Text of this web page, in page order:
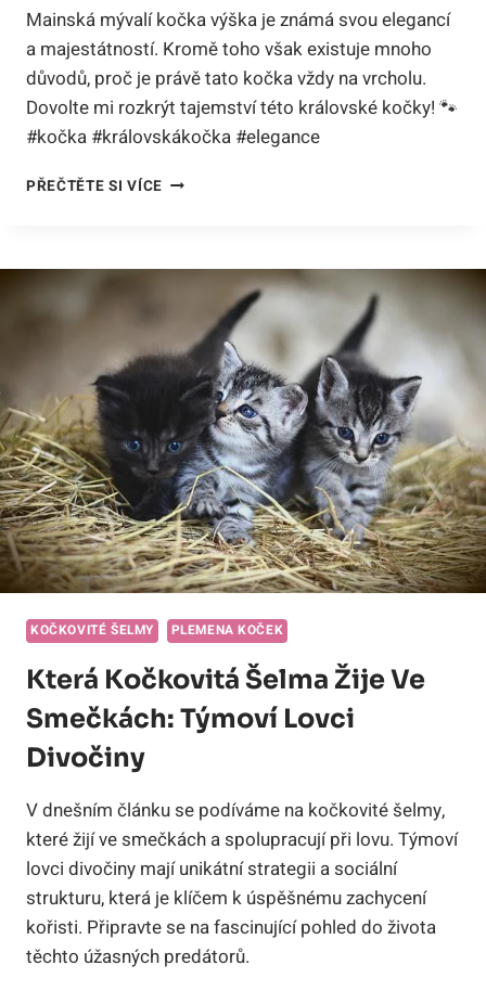
Mainská mývalí kočka výška je známá svou elegancí
a majestátností. Kromě toho však existuje mnoho
důvodů, proč je právě tato kočka vždy na vrcholu.
Dovolte mi rozkrýt tajemství této královské kočky! 🐾
#kočka #královskákočka #elegance
PŘEČTĚTE SI VÍCEMAINSKÁ
PROČ
KRÁLOVSKÁ
KOČKA
VŽDY
NA
VRCHOLU!
KOČKOVITÉ ŠELMY PLEMENA KOČEK
Která Kočkovitá Šelma Žije Ve
Smečkách: Týmoví Lovci
Divočiny
V dnešním článku se podíváme na kočkovité šelmy,
které žijí ve smečkách a spolupracují při lovu. Týmoví
lovci divočiny mají unikátní strategii a sociální
strukturu, která je klíčem k úspěšnému zachycení
kořisti. Připravte se na fascinující pohled do života
těchto úžasných predátorů.